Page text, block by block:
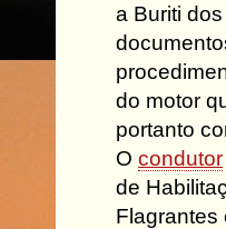
a Buriti
do motor
portanto
O condutor
de
Flagrantes